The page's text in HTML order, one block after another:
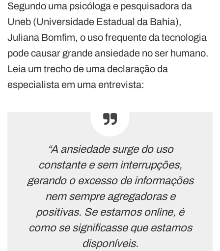
Segundo uma psicóloga e pesquisadora da
Uneb (Universidade Estadual da Bahia),
Juliana Bomfim, o uso frequente da tecnologia
pode causar grande ansiedade no ser humano.
Leia um trecho de uma declaração da
especialista em uma entrevista:
“A ansiedade surge do uso
constante e sem interrupções,
gerando o excesso de informações
nem sempre agregadoras e
positivas. Se estamos online, é
como se significasse que estamos
disponíveis.